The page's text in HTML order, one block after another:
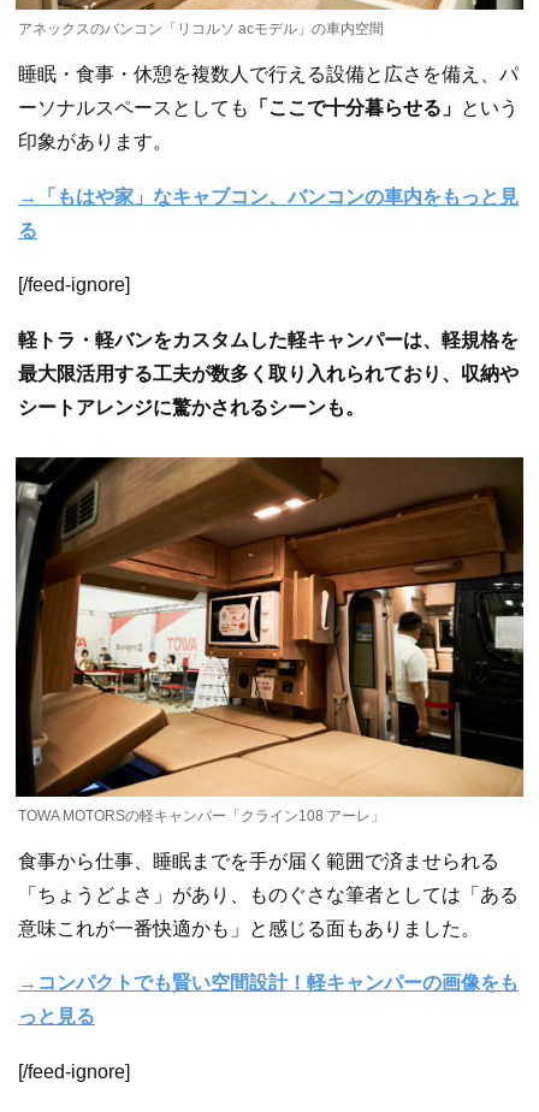
アネックスのバンコン「リコルソ acモデル」の車内空間
睡眠・食事・休憩を複数人で行える設備と広さを備え、パ
ーソナルスペースとしても
「ここで十分暮らせる」 という
印象があります。
→「もはや家」なキャブコン、バンコンの車内をもっと見
る
[/feed-ignore]
軽トラ・軽バンをカスタムした軽キャンパーは、軽規格を
最大限活用する工夫が数多く取り入れられており、収納や
シートアレンジに驚かされるシーンも。
TOWA MOTORSの軽キャンパー「クライン108 アーレ」
食事から仕事、睡眠までを手が届く範囲で済ませられる
「ちょうどよさ」があり、ものぐさな筆者としては「ある
意味これが一番快適かも」と感じる面もありました。
→コンパクトでも賢い空間設計！軽キャンパーの画像をも
っと見る
[/feed-ignore]